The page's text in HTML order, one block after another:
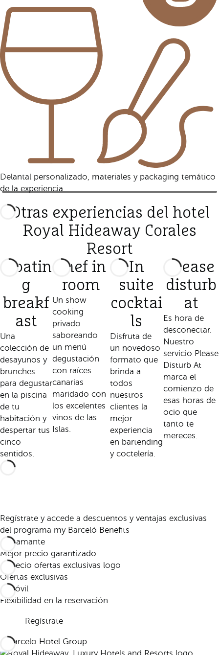
Delantal personalizado, materiales y packaging temático
de la experiencia.
Otras experiencias del hotel
Royal Hideaway Corales
Resort
Floatin
g
breakf
ast
Una
colección de
desayunos y
brunches
para degustar
en la piscina
de tu
habitación y
despertar tus
cinco
sentidos.
Chef in
room
Un show
cooking
privado
saboreando
un menú
degustación
con raíces
canarias
maridado con
los excelentes
vinos de las
Islas.
In
suite
cocktai
ls
Disfruta de
un novedoso
formato que
brinda a
todos
nuestros
clientes la
mejor
experiencia
en bartending
y coctelería.
Please
disturb
at
Es hora de
desconectar.
Nuestro
servicio Please
Disturb At
marca el
comienzo de
esas horas de
ocio que
tanto te
mereces.
Regístrate y accede a descuentos y ventajas exclusivas
del programa my Barceló Benefits
Mejor precio garantizado
Ofertas exclusivas
Flexibilidad en la reservación
Regístrate